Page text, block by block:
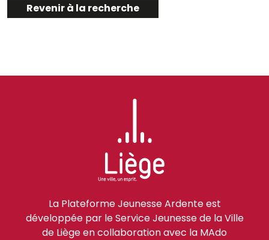
Revenir à la recherche
La Plateforme Jeunesse Ardente est
développée par le Service Jeunesse de la Ville
de Liège en collaboration avec la MAdo